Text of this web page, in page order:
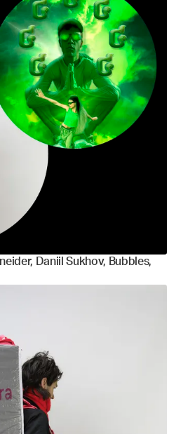
Daniil Sukhov, Bubbles,